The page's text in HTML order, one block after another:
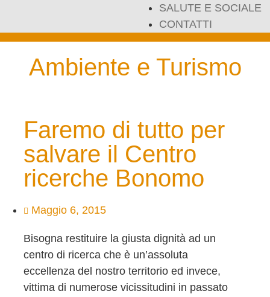
SALUTE E SOCIALE
CONTATTI
Ambiente e Turismo
Faremo di tutto per
salvare il Centro
ricerche Bonomo
Maggio 6, 2015
Bisogna restituire la giusta dignità ad un
centro di ricerca che è un’assoluta
eccellenza del nostro territorio ed invece,
vittima di numerose vicissitudini in passato